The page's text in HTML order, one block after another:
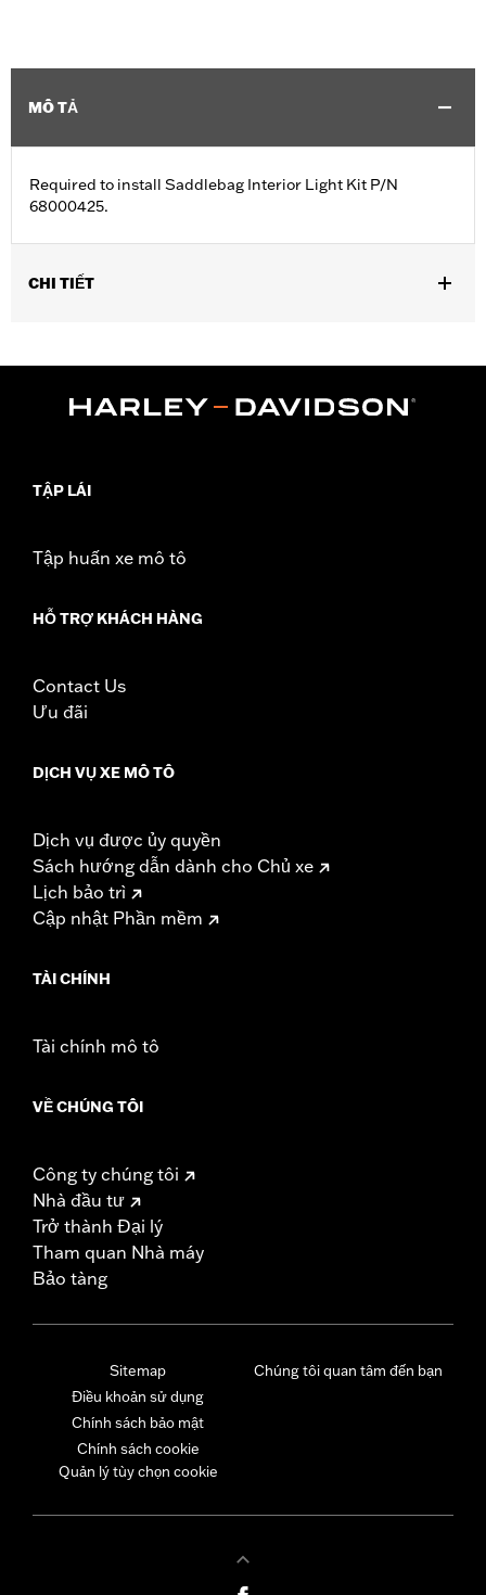
MÔ TẢ
Required to install Saddlebag Interior Light Kit P/N
68000425.
CHI TIẾT
In the Box: Harness
TẬP LÁI
Tập huấn xe mô tô
HỖ TRỢ KHÁCH HÀNG
Contact Us
Ưu đãi
DỊCH VỤ XE MÔ TÔ
Dịch vụ được ủy quyền
Sách hướng dẫn dành cho Chủ xe
Lịch bảo trì
Cập nhật Phần mềm
TÀI CHÍNH
Tài chính mô tô
VỀ CHÚNG TÔI
Công ty chúng tôi
Nhà đầu tư
Trở thành Đại lý
Tham quan Nhà máy
Bảo tàng
Sitemap
Điều khoản sử dụng
Chính sách bảo mật
Chính sách cookie
Quản lý tùy chọn cookie
Chúng tôi quan tâm đến bạn